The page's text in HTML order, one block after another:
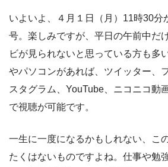
いよいよ、４月１日（月）11時30分
号。楽しみですが、平日の午前中だ
ビが見られないと思っている方も多
やパソコンがあれば、ツイッター、
スタグラム、YouTube、ニコニコ動
で視聴が可能です。
一生に一度になるかもしれない、こ
たくはないものですよね。仕事や勉